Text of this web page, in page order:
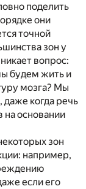
поделить
они
точной
зон у
вопрос:
будем жить и
мозга? Мы
даже когда речь
на основании
зон
например,
если его